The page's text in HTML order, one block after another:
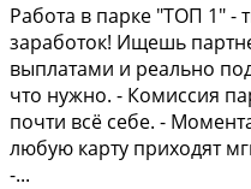
Работа в парке "ТОП 1" -
заработок! Ищешь
выплатами и реально
что нужно. - Комиссия
почти всё себе. -
любую карту приходят
-...